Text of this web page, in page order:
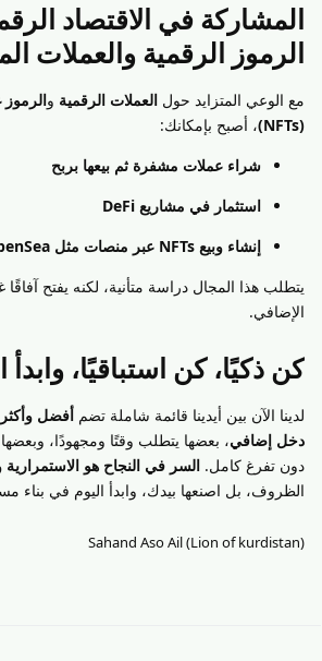
المشاركة في الاقتصاد
الرموز الرقمية والعملات
مع الوعي المتزايد حول العملات الرقمية والرموز
(NFTs)
، أصبح بإمكانك:
شراء عملات مشفرة ثم بيعها بربح
استثمار في مشاريع DeFi
إنشاء وبيع NFTs عبر منصات مثل OpenSea
يتطلب هذا المجال دراسة متأنية، لكنه يفتح
الإضافي.
كن ذكيًا، كن استباقيًا، وابدأ
لدينا الآن بين أيدينا قائمة شاملة تضم أفضل
دخل إضافي، بعضها يتطلب وقتًا ومجهودًا،
دون تفرغ كامل. السر في النجاح هو الاستمرارية
الظروف، بل اصنعها بيدك، وابدأ اليوم في بناء
Sahand Aso Ail (Lion of kurdistan)